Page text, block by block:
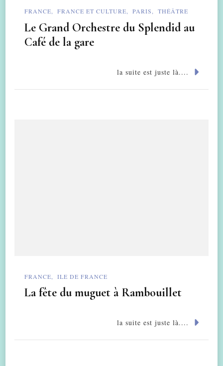
FRANCE FRANCE ET CULTURE PARIS THÉÂTRE
Le Grand Orchestre du Splendid au
Café de la gare
la suite est juste là....
FRANCE ILE DE FRANCE
La fête du muguet à Rambouillet
la suite est juste là....